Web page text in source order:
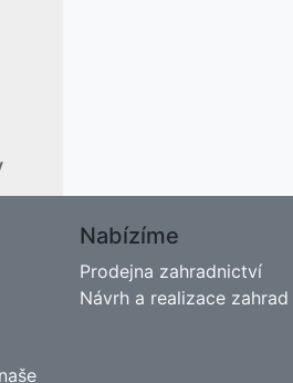
Nabízíme
Prodejna zahradnictví
Návrh a realizace zahrad